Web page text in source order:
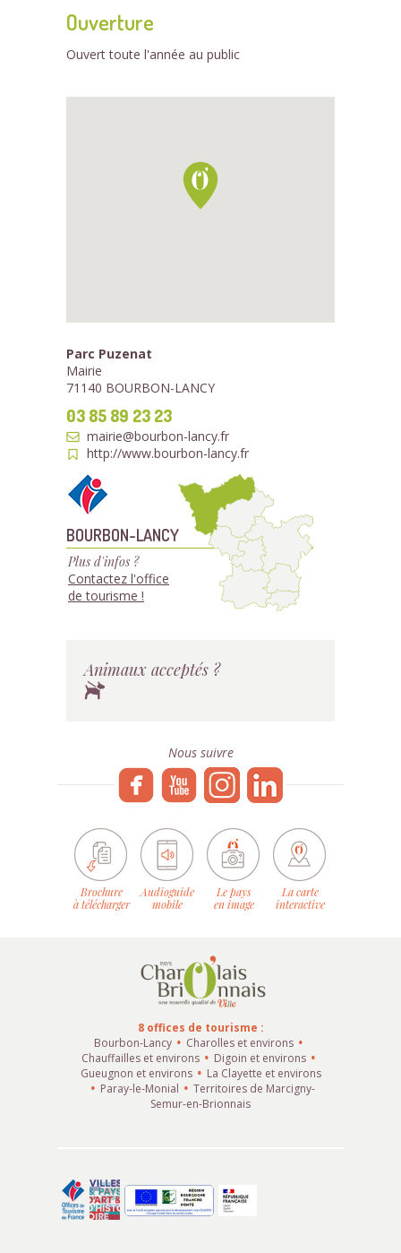
Ouverture
Ouvert toute l'année au public
Parc Puzenat
Mairie
71140 BOURBON-LANCY
03 85 89 23 23
mairie@bourbon-lancy.fr
http://www.bourbon-lancy.fr
BOURBON-LANCY
Plus d'infos ?
Contactez l'office
de tourisme !
Animaux acceptés ?
Nous suivre
Brochure
à télécharger
Audioguide
mobile
Le pays
en image
La carte
interactive
8 offices de tourisme :
Bourbon-Lancy
Charolles et environs
Chauffailles et environs
Digoin et environs
Gueugnon et environs
La Clayette et environs
Paray-le-Monial
Territoires de Marcigny-
Semur-en-Brionnais